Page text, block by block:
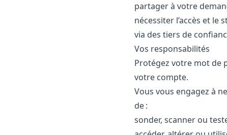
partager à votre
nécessiter l’accès et
via des tiers de
Vos responsabilités
Protégez votre mot de
votre compte.
Vous vous engagez à
de :
sonder, scanner ou